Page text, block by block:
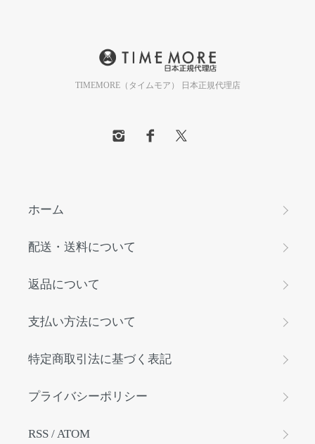
TIMEMORE（タイムモア） 日本正規代理店
ホーム
配送・送料について
返品について
支払い方法について
特定商取引法に基づく表記
プライバシーポリシー
RSS /ATOM